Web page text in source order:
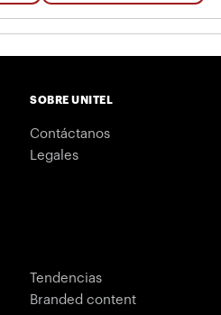
SOBRE UNITEL
Contáctanos
Legales
Tendencias
Branded content